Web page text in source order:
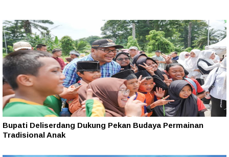
Bupati Deliserdang Dukung Pekan Budaya Permainan
Tradisional Anak